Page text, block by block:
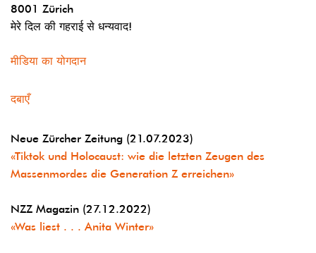
8001 Zürich
मेरे दिल की गहराई से धन्यवाद!
मीडिया का योगदान
दबाएँ
Neue Zürcher Zeitung (21.07.2023)
«Tiktok und Holocaust: wie die letzten Zeugen des
Massenmordes die Generation Z erreichen»
NZZ Magazin (27.12.2022)
«Was liest . . . Anita Winter»